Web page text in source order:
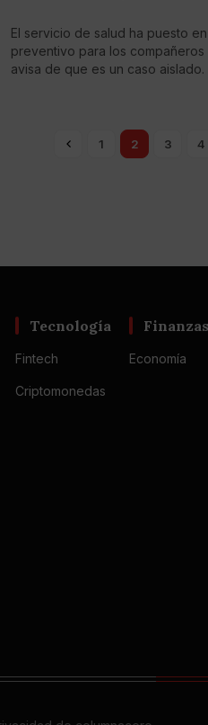
El servicio de salud ha puesto
preventivo para los
avisa de que es un caso aislado.
1 2 3 4
Tecnología
Fintech
Criptomonedas
Finanzas
Economía